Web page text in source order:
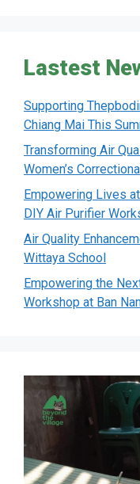
Lastest
Supporting
Chiang Mai This
Transforming Air
Women’s
Empowering Lives
DIY Air Purifier
Air Quality
Wittaya School
Empowering the
Workshop at Ban